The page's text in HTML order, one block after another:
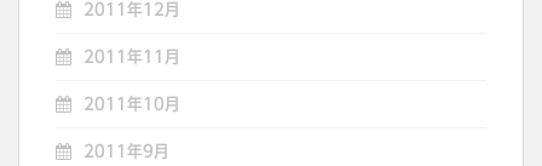
2011年12月
2011年11月
2011年10月
2011年9月